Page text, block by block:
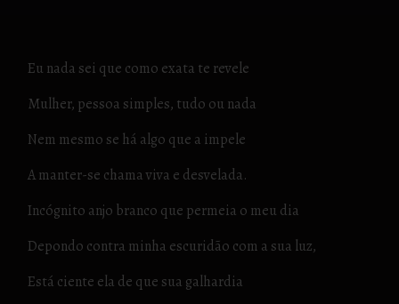
Eu nada sei que como exata te revele
Mulher, pessoa simples, tudo ou nada
Nem mesmo se há algo que a impele
A manter-se chama viva e desvelada.
Incógnito anjo branco que permeia o meu dia
Depondo contra minha escuridão com a sua luz,
Está ciente ela de que sua galhardia